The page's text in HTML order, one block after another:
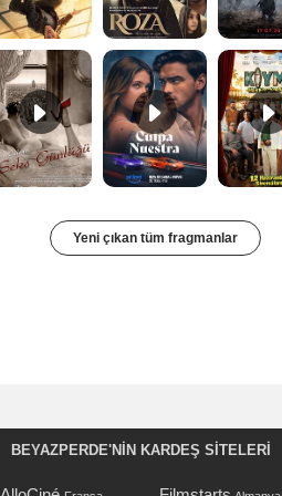
Bir Kadının Seks Günlüğü Orijinal Fragman Culpa nuestra Teaser
Yeni çıkan tüm fragmanlar
BEYAZPERDE'NIN KARDEŞ SİTELERİ